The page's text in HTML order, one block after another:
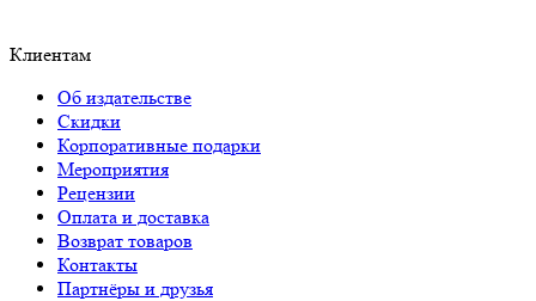
Клиентам
Об издательстве
Скидки
Корпоративные подарки
Мероприятия
Рецензии
Оплата и доставка
Возврат товаров
Контакты
Партнёры и друзья